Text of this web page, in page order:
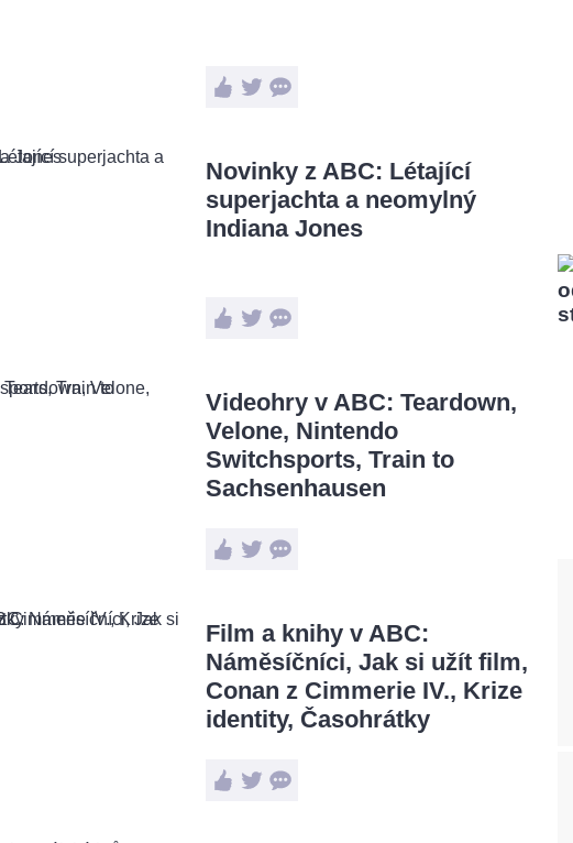
Novinky z ABC: Létající
superjachta a neomylný
Indiana Jones
Videohry v ABC: Teardown,
Velone, Nintendo
Switchsports, Train to
Sachsenhausen
Film a knihy v ABC:
Náměsíčníci, Jak si užít film,
Conan z Cimmerie IV., Krize
identity, Časohrátky